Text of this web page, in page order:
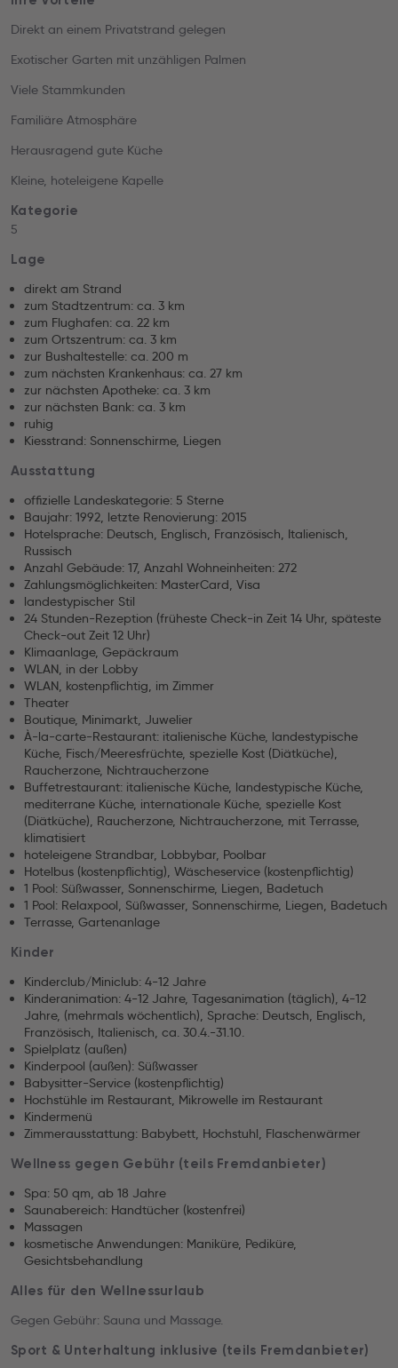
Direkt an einem Privatstrand gelegen
Exotischer Garten mit unzähligen Palmen
Viele Stammkunden
Familiäre Atmosphäre
Herausragend gute Küche
Kleine, hoteleigene Kapelle
Kategorie
5
Lage
direkt am Strand
zum Stadtzentrum: ca. 3 km
zum Flughafen: ca. 22 km
zum Ortszentrum: ca. 3 km
zur Bushaltestelle: ca. 200 m
zum nächsten Krankenhaus: ca. 27 km
zur nächsten Apotheke: ca. 3 km
zur nächsten Bank: ca. 3 km
ruhig
Kiesstrand: Sonnenschirme, Liegen
Ausstattung
offizielle Landeskategorie: 5 Sterne
Baujahr: 1992, letzte Renovierung: 2015
Hotelsprache: Deutsch, Englisch, Französisch, Italienisch,
Russisch
Anzahl Gebäude: 17, Anzahl Wohneinheiten: 272
Zahlungsmöglichkeiten: MasterCard, Visa
landestypischer Stil
24 Stunden-Rezeption (früheste Check-in Zeit 14 Uhr, späteste
Check-out Zeit 12 Uhr)
Klimaanlage, Gepäckraum
WLAN, in der Lobby
WLAN, kostenpflichtig, im Zimmer
Theater
Boutique, Minimarkt, Juwelier
À-la-carte-Restaurant: italienische Küche, landestypische
Küche, Fisch/Meeresfrüchte, spezielle Kost (Diätküche),
Raucherzone, Nichtraucherzone
Buffetrestaurant: italienische Küche, landestypische Küche,
mediterrane Küche, internationale Küche, spezielle Kost
(Diätküche), Raucherzone, Nichtraucherzone, mit Terrasse,
klimatisiert
hoteleigene Strandbar, Lobbybar, Poolbar
Hotelbus (kostenpflichtig), Wäscheservice (kostenpflichtig)
1 Pool: Süßwasser, Sonnenschirme, Liegen, Badetuch
1 Pool: Relaxpool, Süßwasser, Sonnenschirme, Liegen, Badetuch
Terrasse, Gartenanlage
Kinder
Kinderclub/Miniclub: 4-12 Jahre
Kinderanimation: 4-12 Jahre, Tagesanimation (täglich), 4-12
Jahre, (mehrmals wöchentlich), Sprache: Deutsch, Englisch,
Französisch, Italienisch, ca. 30.4.-31.10.
Spielplatz (außen)
Kinderpool (außen): Süßwasser
Babysitter-Service (kostenpflichtig)
Hochstühle im Restaurant, Mikrowelle im Restaurant
Kindermenü
Zimmerausstattung: Babybett, Hochstuhl, Flaschenwärmer
Wellness gegen Gebühr (teils Fremdanbieter)
Spa: 50 qm, ab 18 Jahre
Saunabereich: Handtücher (kostenfrei)
Massagen
kosmetische Anwendungen: Maniküre, Pediküre,
Gesichtsbehandlung
Alles für den Wellnessurlaub
Gegen Gebühr: Sauna und Massage.
Sport & Unterhaltung inklusive (teils Fremdanbieter)